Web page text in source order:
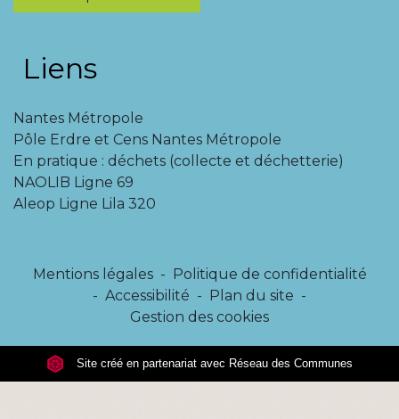
Liens
Nantes Métropole
Pôle Erdre et Cens Nantes Métropole
En pratique : déchets (collecte et déchetterie)
NAOLIB Ligne 69
Aleop Ligne Lila 320
Mentions légales -
Politique de confidentialité
- Accessibilité - Plan du site -
Gestion des cookies
Site créé en partenariat avec Réseau des Communes